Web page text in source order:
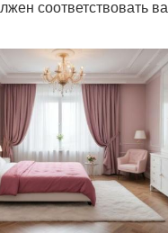
соответствовать